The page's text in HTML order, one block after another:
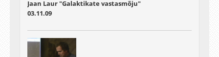
Jaan Laur "Galaktikate vastasmõju"
03.11.09